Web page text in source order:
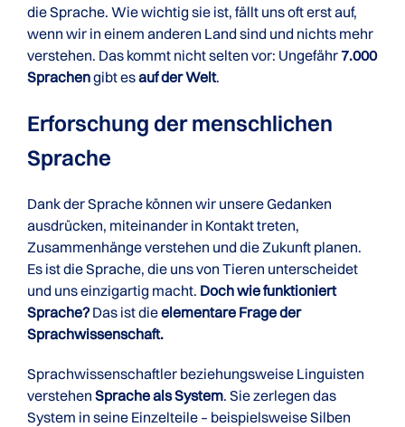
die Sprache. Wie wichtig sie ist, fällt uns oft erst auf,
wenn wir in einem anderen Land sind und nichts mehr
verstehen. Das kommt nicht selten vor: Ungefähr 7.000
Sprachengibt esauf der Welt.
Erforschung der menschlichen
Sprache
Dank der Sprache können wir unsere Gedanken
ausdrücken, miteinander in Kontakt treten,
Zusammenhänge verstehen und die Zukunft planen.
Es ist die Sprache, die uns von Tieren unterscheidet
und uns einzigartig macht. Doch wie funktioniert
Sprache?Das ist dieelementare Frage der
Sprachwissenschaft.
Sprachwissenschaftler beziehungsweise Linguisten
verstehen Sprache als System. Sie zerlegen das
System in seine Einzelteile – beispielsweise Silben